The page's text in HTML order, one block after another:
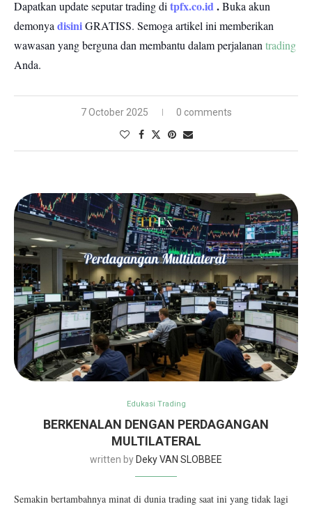
Dapatkan update seputar trading ditpfx.co.id.Buka akun
demonyadisiniGRATISS. Semoga artikel ini memberikan
wawasan yang berguna dan membantu dalam perjalanantrading
Anda.
7 October 2025 0 comments
Edukasi Trading
BERKENALAN DENGAN PERDAGANGAN
MULTILATERAL
written by Deky VAN SLOBBEE
Semakin bertambahnya minat di dunia trading saat ini yang tidak lagi